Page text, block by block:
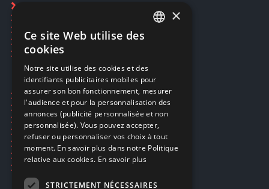
Restauration CD griffés
Réparations & SAV
Smartpoints
Ecogaming
Expédition & retours
Confidentialité
Conditions générales
EA Sport UFC 6
Call of Duty: Modern Warfare 4
Rachat et revente de jeux en cash
ENGLISH
×
Ce site Web utilise des
cookies
Notre site utilise des cookies et des
identifiants publicitaires mobiles pour
assurer son bon fonctionnement, mesurer
l'audience et pour la personnalisation des
annonces (publicité personnalisée et non
personnalisée). Vous pouvez accepter,
refuser ou personnaliser vos choix à tout
moment. En savoir plus dans notre Politique
relative aux cookies. En savoir plus
STRICTEMENT NÉCESSAIRES